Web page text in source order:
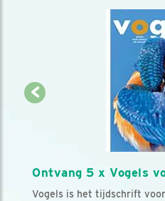
Ontvang 5 x Vogels
Vogels is het tijdschrift